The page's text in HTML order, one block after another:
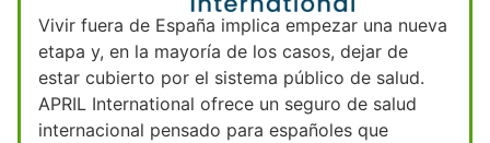
Vivir fuera de España implica empezar una nueva
etapa y, en la mayoría de los casos, dejar de
estar cubierto por el sistema público de salud.
APRIL International ofrece un seguro de salud
internacional pensado para españoles que